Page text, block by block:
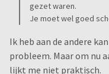
gezet waren.
Je moet wel goed
Ik heb aan de andere
probleem. Maar om nu
lijkt me niet praktisch.